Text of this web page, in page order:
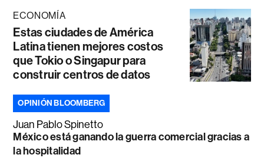
ECONOMÍA
Estas ciudades de América
Latina tienen mejores costos
que Tokio o Singapur para
construir centros de datos
OPINIÓN BLOOMBERG
Juan Pablo Spinetto
México está ganando la guerra comercial gracias a
la hospitalidad